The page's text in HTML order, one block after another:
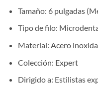
Tamaño: 6 pulgadas
Tipo de filo:
Material: Acero
Colección: Expert
Dirigido a: Estilistas